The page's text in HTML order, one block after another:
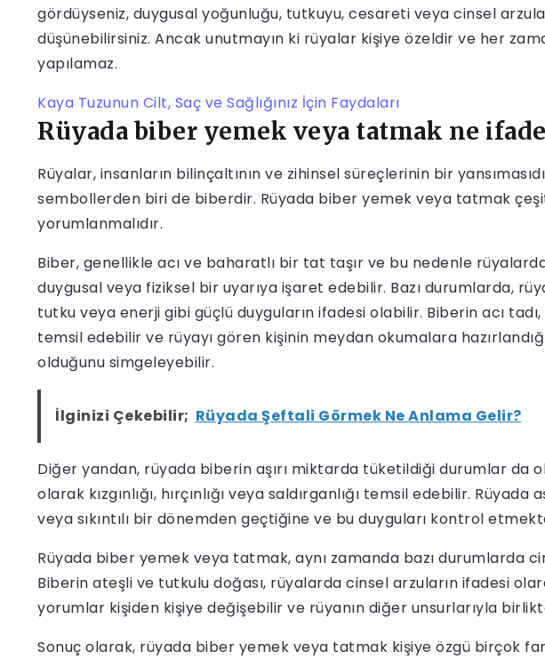
gördüyseniz, duygusal yoğunluğu, tutkuyu, cesareti veya cinsel
düşünebilirsiniz. Ancak unutmayın ki rüyalar kişiye özeldir ve her
yapılamaz.
Kaya Tuzunun Cilt, Saç ve Sağlığınız İçin Faydaları
Rüyada biber yemek veya tatmak ne
Rüyalar, insanların bilinçaltının ve zihinsel süreçlerinin bir
sembollerden biri de biberdir. Rüyada biber yemek veya tatmak
yorumlanmalıdır.
Biber, genellikle acı ve baharatlı bir tat taşır ve bu nedenle
duygusal veya fiziksel bir uyarıya işaret edebilir. Bazı durumlarda,
tutku veya enerji gibi güçlü duyguların ifadesi olabilir. Biberin acı
temsil edebilir ve rüyayı gören kişinin meydan okumalara
olduğunu simgeleyebilir.
İlginizi Çekebilir; Rüyada Şeftali Görmek Ne Anlama Gelir?
Diğer yandan, rüyada biberin aşırı miktarda tüketildiği durumlar da
olarak kızgınlığı, hırçınlığı veya saldırganlığı temsil edebilir.
veya sıkıntılı bir dönemden geçtiğine ve bu duyguları kontrol
Rüyada biber yemek veya tatmak, aynı zamanda bazı durumlarda
Biberin ateşli ve tutkulu doğası, rüyalarda cinsel arzuların ifadesi
yorumlar kişiden kişiye değişebilir ve rüyanın diğer unsurlarıyla
Sonuç olarak, rüyada biber yemek veya tatmak kişiye özgü birçok